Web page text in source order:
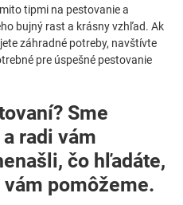
tipmi na pestovanie a
bujný rast a krásny vzhľad. Ak
záhradné potreby, navštívte
pre úspešné pestovanie
Sme
radi vám
čo hľadáte,
pomôžeme.